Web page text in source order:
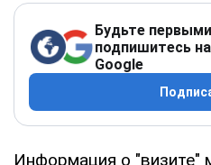
Будьте
подпишитесь
Google
Информация о